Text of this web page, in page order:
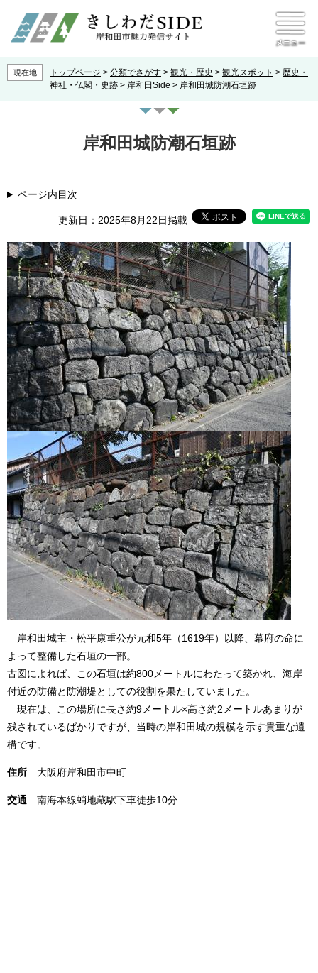
先
頭
現在地 トップページ > 分類でさがす > 観光・歴史 > 観光スポット > 歴史・
神社・仏閣・史跡 > 岸和田Side > 岸和田城防潮石垣跡
岸和田城防潮石垣跡
ページ内目次
更新日：2025年8月22日掲載
岸和田城主・松平康重公が元和5年（1619年）以降、幕府の命に
よって整備した石垣の一部。
古図によれば、この石垣は約800メートルにわたって築かれ、海岸
付近の防備と防潮堤としての役割を果たしていました。
現在は、この場所に長さ約9メートル×高さ約2メートルあまりが
残されているばかりですが、当時の岸和田城の規模を示す貴重な遺
構です。
住所 大阪府岸和田市中町
交通 南海本線蛸地蔵駅下車徒歩10分